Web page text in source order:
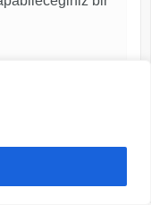
Hakiki Deri – El